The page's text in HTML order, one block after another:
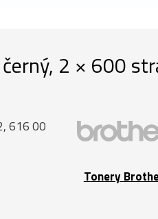
2 × 600
Tonery
616 00